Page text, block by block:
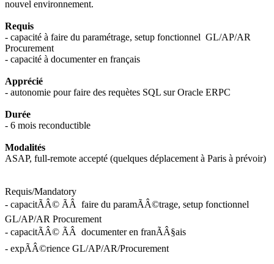
nouvel environnement.
Requis
- capacité à faire du paramétrage, setup fonctionnel GL/AP/AR
Procurement
- capacité à documenter en français
Apprécié
- autonomie pour faire des requètes SQL sur Oracle ERPC
Durée
- 6 mois reconductible
Modalités
ASAP, full-remote accepté (quelques déplacement à Paris à prévoir)
Requis/Mandatory
- capacitÃÂ© ÃÂ faire du paramÃÂ©trage, setup fonctionnel
GL/AP/AR Procurement
- capacitÃÂ© ÃÂ documenter en franÃÂ§ais
- expÃÂ©rience GL/AP/AR/Procurement